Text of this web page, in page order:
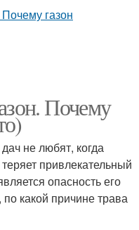
Почему
не любят, когда
привлекательный
опасность его
какой причине трава